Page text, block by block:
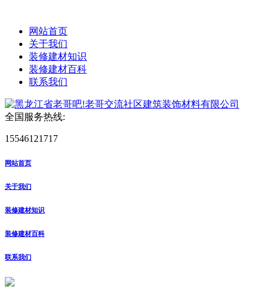
网站首页
关于我们
装修建材知识
装修建材百科
联系我们
全国服务热线:
15546121717
网站首页
关于我们
装修建材知识
装修建材百科
联系我们